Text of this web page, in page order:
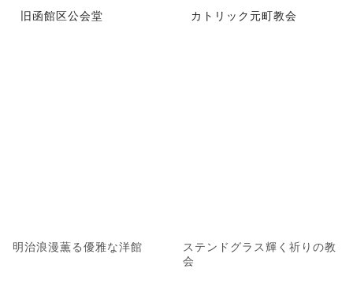
旧函館区公会堂
明治浪漫薫る優雅な洋館
カトリック元町教会
ステンドグラス輝く祈りの教
会